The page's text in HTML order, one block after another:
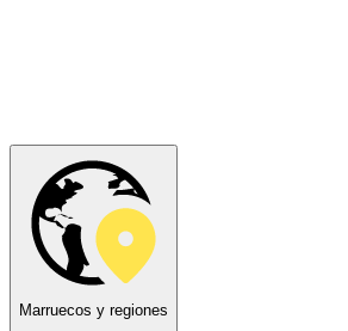
Marruecos y regiones